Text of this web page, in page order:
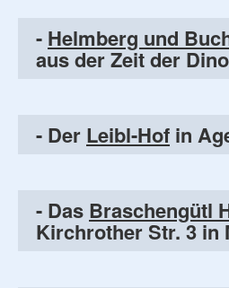
- Helmberg und
aus der Zeit der
- Der Leibl-Hof in
- Das Braschengütl
Kirchrother Str. 3 in